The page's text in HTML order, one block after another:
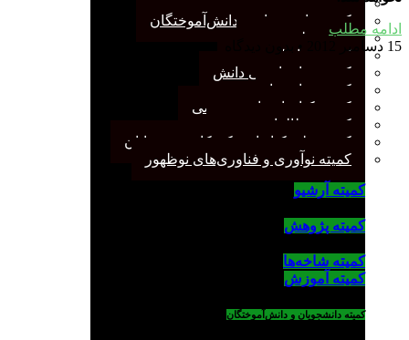
کمیته دانشجویان و دانش‌آموختگان
کمیته علم سنجی
کمیته روابط عمومی
کمیته سازماندهی دانش
کمیته شاخه‌ها
کمیته کتابخانه‌های تخصصی
کمیته مطالعات صنفی
کمیته ملی کتابداری کودکان و نوجوانان
کمیته نوآوری و فناوری‌های نوظهور
کمیته آرشیو
کمیته پژوهش
کمیته شاخه‌ها
کمیته آموزش
کمیته دانشجویان و دانش‌آموختگان
ادامه مطلب
15 دسامبر 2012
بدون دیدگاه